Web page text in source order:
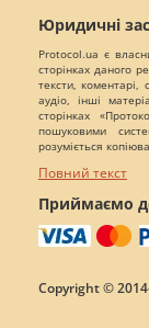
Юридичні
Protocol.ua є
сторінках даного
тексти,
аудіо, інші
сторінках
пошуковими
розуміється
Повний текст
Приймаємо
Copyright ©